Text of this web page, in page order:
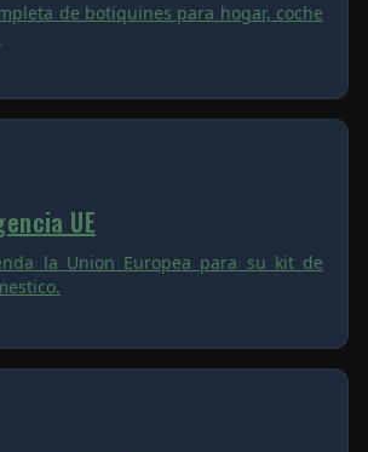
de botiquines para hogar, coche
UE
la Union Europea para su kit de